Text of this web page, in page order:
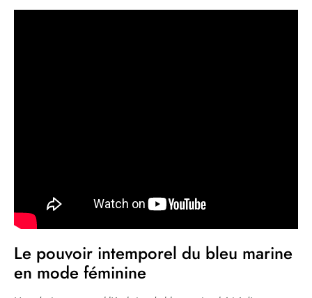
Le pouvoir intemporel du bleu marine
en mode féminine